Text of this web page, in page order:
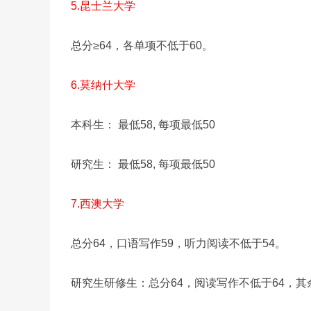
5.昆士兰大学
总分≥64，各单项不低于60。
6.莫纳什大学
本科生： 最低58, 每项最低50
研究生： 最低58, 每项最低50
7.西澳大学
总分64，口语写作59，听力阅读不低于54。
研究生研修生：总分64，阅读写作不低于64，其